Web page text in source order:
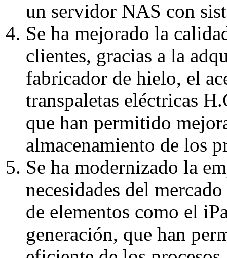
un servidor NAS con
Se ha mejorado la
clientes, gracias a la
fabricador de hielo, el
transpaletas eléctricas
que han permitido
almacenamiento de los
Se ha modernizado la
necesidades del
de elementos como el
generación, que han